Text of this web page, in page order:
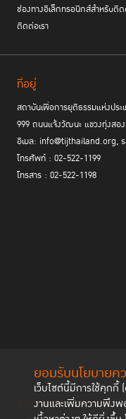
ยอมรับนโยบายค
เว็บไซต์นี้มีการใช้คุก
งานและเพิ่มความพึงพ
ช่องทางอิเล็กทรอนิกส์สำหรับติ
ติดต่อเรา
ที่อยู่
สถาบันเพื่อการยุติธรรมแห่งประ
999 ถนนแจ้งวัฒนะ แขวงทุ่งสอ
อีเมล: info@tijthailand.org,
โทรศัพท์ : 02-522-1199
โทรสาร : 02-522-1198
ติดตามช่องทาง social